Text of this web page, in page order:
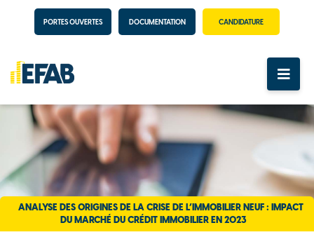
PORTES OUVERTES DOCUMENTATION CANDIDATURE
ANALYSE DES ORIGINES DE LA CRISE DE L’IMMOBILIER NEUF : IMPACT
DU MARCHÉ DU CRÉDIT IMMOBILIER EN 2023